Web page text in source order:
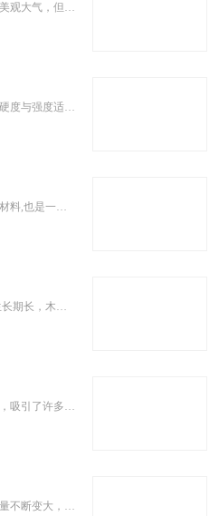
松木家具虽然优点很多，也非常美观大气，但是松木家具也是优缺点的，想知道松木家具有哪些缺点么?下面，小编就为大家详细介绍松木家具...
榆木木性坚韧，纹理通达清晰，硬度与强度适中，一般透雕浮雕均能适应，刨面光滑，弦面花纹美丽，有鸡翅木的花纹，是主要家具用材之一，...
松木作为一种自然原生态的家具材料,也是一种零污染的家具材料,而且市面上价格比较低,所以备受家具行业的商人所看中,在现代城市中备受消...
香柏木珍稀名贵，年代久远,其生长期长，木纹清晰细腻，使用香柏木桶沐浴能使人身心愉悦。那么，香柏木浴桶价格是多少?今天，小编就来为...
零食作为一个非常有前景的加盟项目，吸引了许多投资者的关注。许多投资者都想知道有哪些好的零食店品牌可以加盟。那么本专题就为大家推荐零食加盟店的10大品牌，并提供加盟费用等相关加盟信息，为投资者解答零食店的加盟问题。
百货店加盟，因为在最近几年的需求量不断变大，市场非常可观，在最近几年非常受加盟商的欢迎。而百货店品牌的增加也使得加盟商在选择品牌进行加盟的时候遇到诸如百货店加盟哪个好的问题。本专题筛选出一批知名的百货店加盟品牌，为投资者加盟百货店提供参考。